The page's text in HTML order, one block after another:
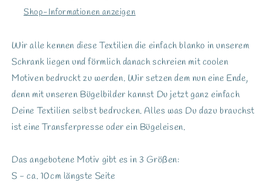
Shop-Informationen anzeigen
Wir alle kennen diese Textilien die einfach blanko in unserem
Schrank liegen und förmlich danach schreien mit coolen
Motiven bedruckt zu werden. Wir setzen dem nun eine Ende,
denn mit unseren Bügelbilder kannst Du jetzt ganz einfach
Deine Textilien selbst bedrucken. Alles was Du dazu brauchst
ist eine Transferpresse oder ein Bügeleisen.
Das angebotene Motiv gibt es in 3 Größen:
S - ca. 10cm längste Seite